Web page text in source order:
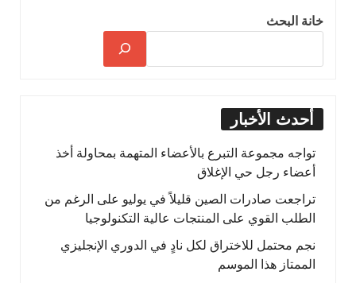
خانة البحث
أحدث الأخبار
تواجه مجموعة التبرع بالأعضاء المتهمة بمحاولة أخذ
أعضاء رجل حي الإغلاق
تراجعت صادرات الصين قليلاً في يوليو على الرغم من
الطلب القوي على المنتجات عالية التكنولوجيا
نجم محتمل للاختراق لكل نادٍ في الدوري الإنجليزي
الممتاز هذا الموسم